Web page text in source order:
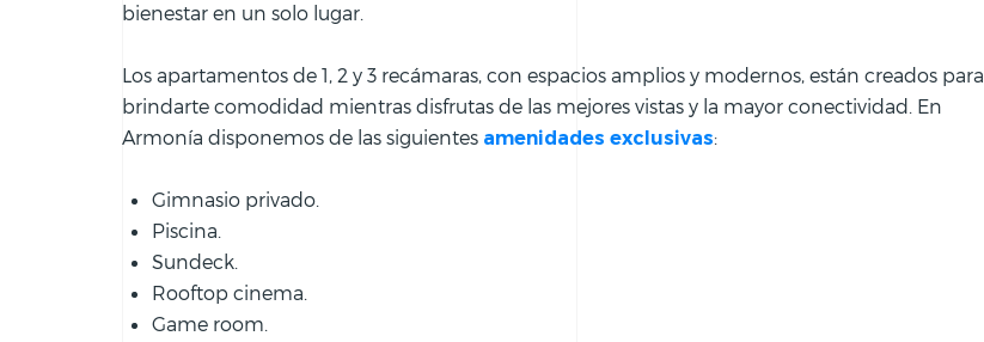
bienestar en un solo lugar.
Los apartamentos de 1, 2 y 3 recámaras, con espacios amplios y modernos, están creados para
brindarte comodidad mientras disfrutas de las mejores vistas y la mayor conectividad. En
Armonía disponemos de las siguientes amenidades exclusivas:
Gimnasio privado.
Piscina.
Sundeck.
Rooftop cinema.
Game room.